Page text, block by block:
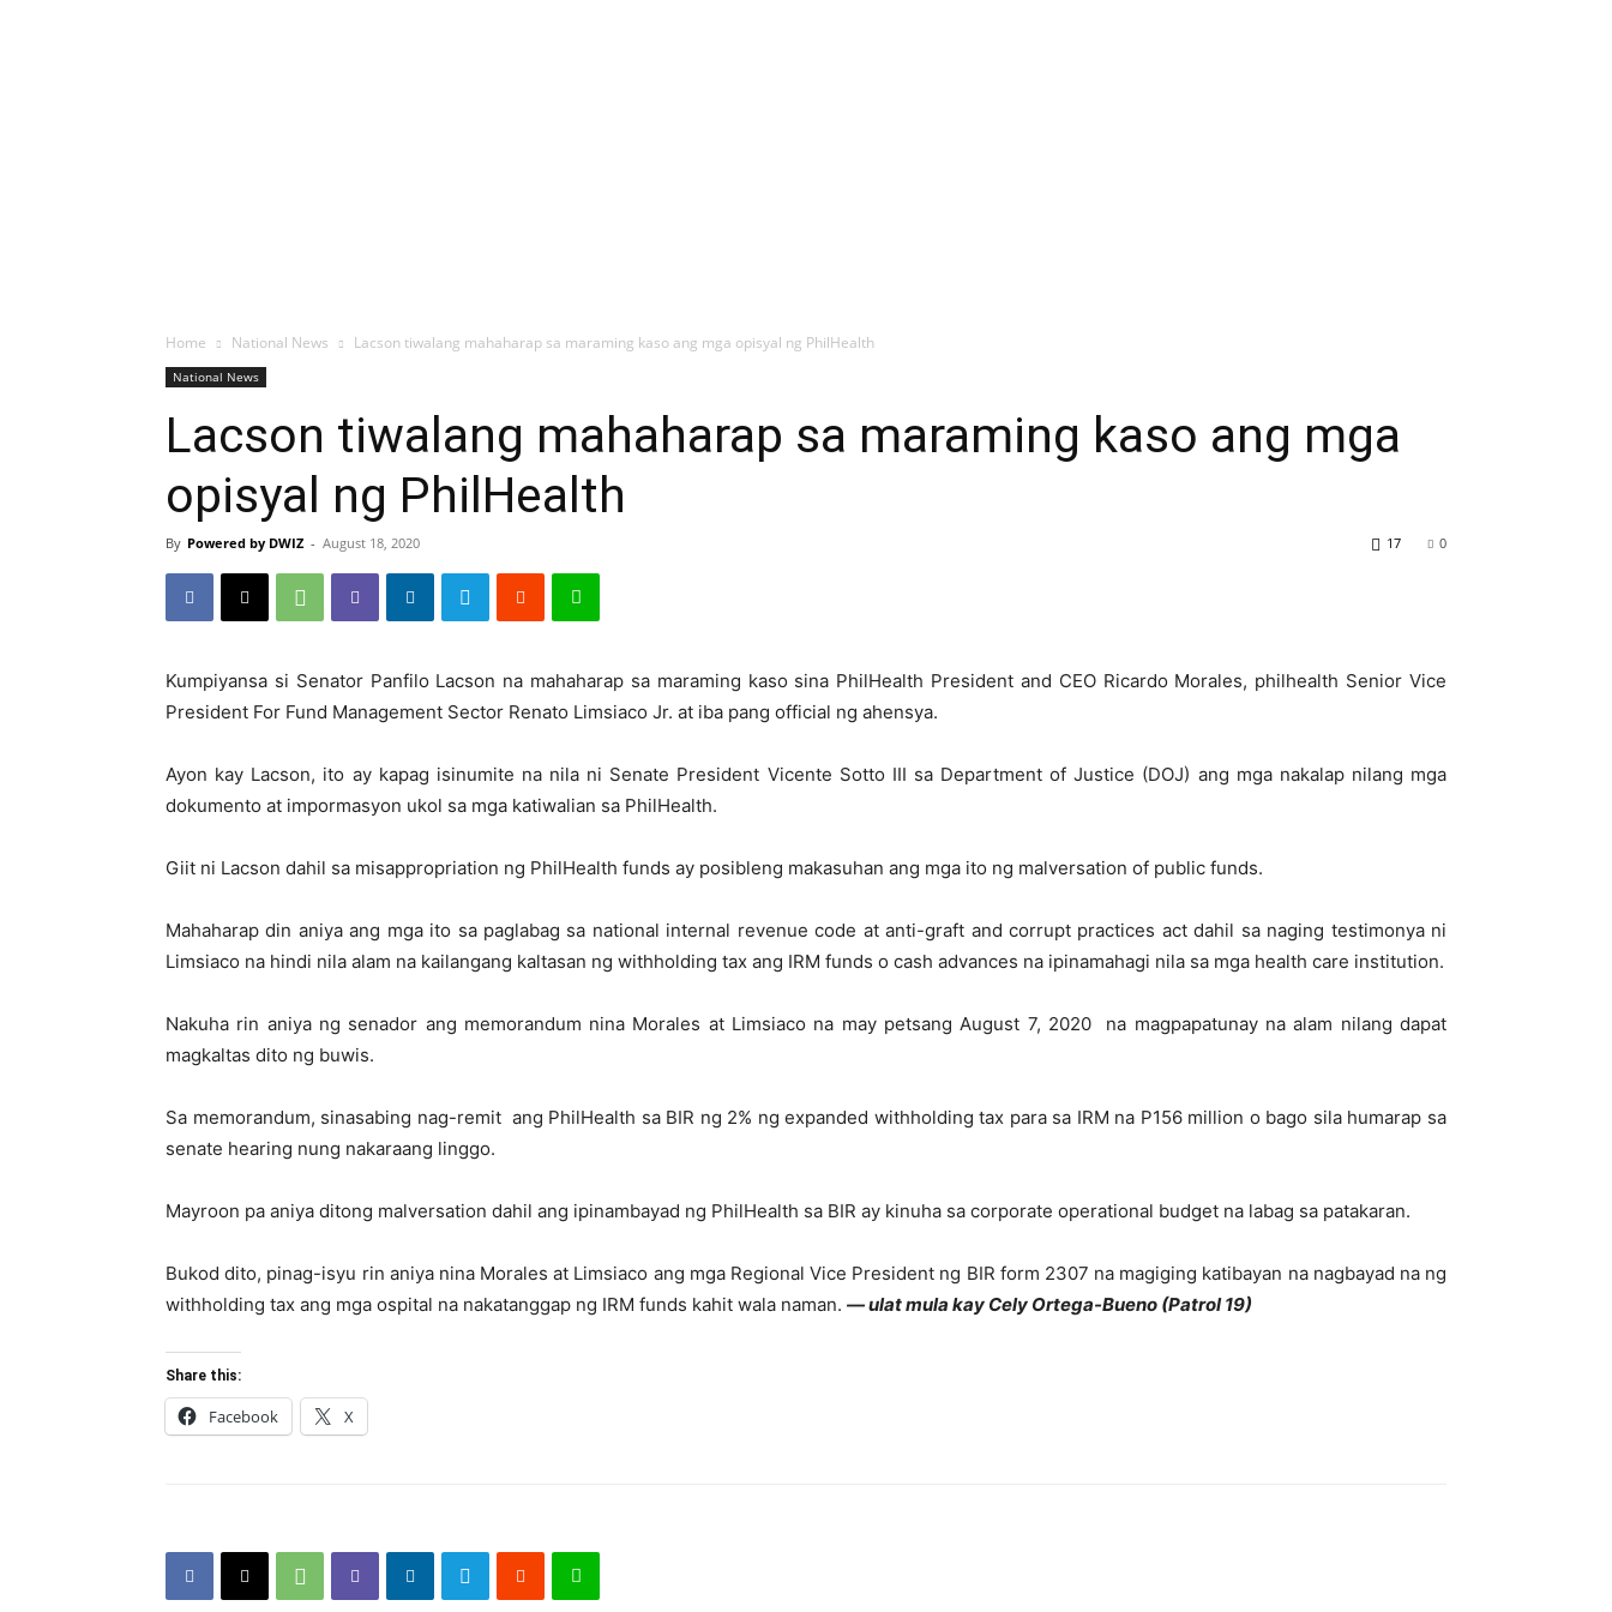
Home National News Lacson tiwalang mahaharap sa maraming kaso ang mga opisyal ng PhilHealth
National News
Lacson tiwalang mahaharap sa maraming kaso ang mga
opisyal ng PhilHealth
By Powered by DWIZ - August 18, 2020 0
17
Kumpiyansa si Senator Panfilo Lacson na mahaharap sa maraming kaso sina PhilHealth President and CEO Ricardo Morales, philhealth Senior Vice
President For Fund Management Sector Renato Limsiaco Jr. at iba pang official ng ahensya.
Ayon kay Lacson, ito ay kapag isinumite na nila ni Senate President Vicente Sotto III sa Department of Justice (DOJ) ang mga nakalap nilang mga
dokumento at impormasyon ukol sa mga katiwalian sa PhilHealth.
Giit ni Lacson dahil sa misappropriation ng PhilHealth funds ay posibleng makasuhan ang mga ito ng malversation of public funds.
Mahaharap din aniya ang mga ito sa paglabag sa national internal revenue code at anti-graft and corrupt practices act dahil sa naging testimonya ni
Limsiaco na hindi nila alam na kailangang kaltasan ng withholding tax ang IRM funds o cash advances na ipinamahagi nila sa mga health care institution.
Nakuha rin aniya ng senador ang memorandum nina Morales at Limsiaco na may petsang August 7, 2020 na magpapatunay na alam nilang dapat
magkaltas dito ng buwis.
Sa memorandum, sinasabing nag-remit ang PhilHealth sa BIR ng 2% ng expanded withholding tax para sa IRM na P156 million o bago sila humarap sa
senate hearing nung nakaraang linggo.
Mayroon pa aniya ditong malversation dahil ang ipinambayad ng PhilHealth sa BIR ay kinuha sa corporate operational budget na labag sa patakaran.
Bukod dito, pinag-isyu rin aniya nina Morales at Limsiaco ang mga Regional Vice President ng BIR form 2307 na magiging katibayan na nagbayad na ng
withholding tax ang mga ospital na nakatanggap ng IRM funds kahit wala naman. — ulat mula kay Cely Ortega-Bueno (Patrol 19)
Share this:
Facebook X